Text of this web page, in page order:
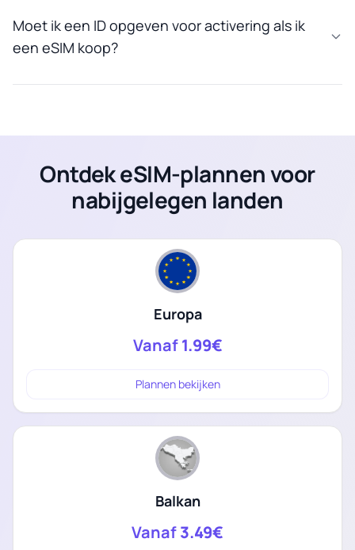
Moet ik een ID opgeven voor activering als ik
een eSIM koop?
Ontdek eSIM-plannen voor
nabijgelegen landen
Europa
Vanaf1.99€
Plannen bekijken
Balkan
Vanaf3.49€